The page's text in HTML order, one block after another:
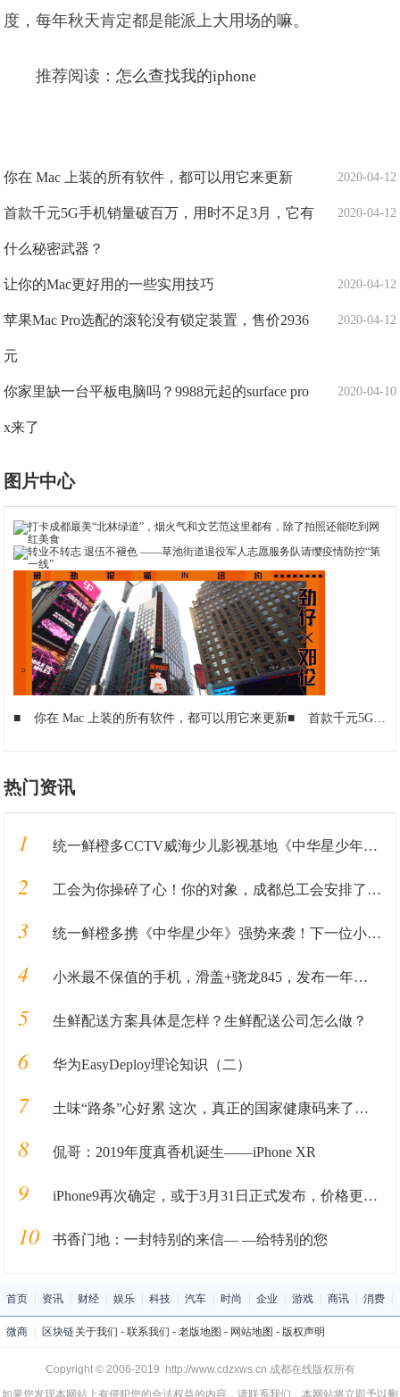
度，每年秋天肯定都是能派上大用场的嘛。
推荐阅读：怎么查找我的iphone
2020-04-12
你在 Mac 上装的所有软件，都可以用它来更新
2020-04-12
首款千元5G手机销量破百万，用时不足3月，它有
什么秘密武器？
2020-04-12
让你的Mac更好用的一些实用技巧
2020-04-12
苹果Mac Pro选配的滚轮没有锁定装置，售价2936
元
2020-04-10
你家里缺一台平板电脑吗？9988元起的surface pro
x来了
图片中心
■ 你在 Mac 上装的所有软件，都可以用它来更新■ 首款千元5G手机销量破百万，用时不足3月，它有什么秘密武器？
热门资讯
1 统一鲜橙多CCTV威海少儿影视基地《中华星少年》火热报名中
2 工会为你操碎了心！你的对象，成都总工会安排了！！！
3 统一鲜橙多携《中华星少年》强势来袭！下一位小明星就是你！
4 小米最不保值的手机，滑盖+骁龙845，发布一年降1300无人问津
5 生鲜配送方案具体是怎样？生鲜配送公司怎么做？
6 华为EasyDeploy理论知识（二）
7 土味“路条”心好累 这次，真正的国家健康码来了，国办指导支付宝下周上线
8 侃哥：2019年度真香机诞生——iPhone XR
9 iPhone9再次确定，或于3月31日正式发布，价格更感人
10 书香门地：一封特别的来信— —给特别的您
首页 资讯 财经 娱乐 科技 汽车 时尚 企业 游戏 商讯 消费
微商 区块链关于我们 - 联系我们 - 老版地图 - 网站地图 - 版权声明
Copyright © 2006-2019 http://www.cdzxws.cn 成都在线版权所有
如果您发现本网站上有侵犯您的合法权益的内容，请联系我们，本网站将立即予以删